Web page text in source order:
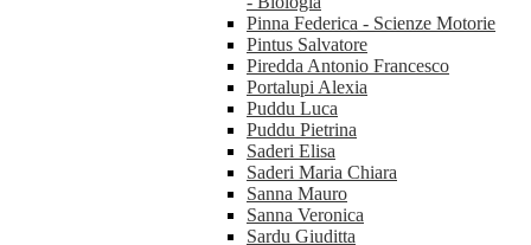
Pinna Federica - Scienze Motorie
Pintus Salvatore
Piredda Antonio Francesco
Portalupi Alexia
Puddu Luca
Puddu Pietrina
Saderi Elisa
Saderi Maria Chiara
Sanna Mauro
Sanna Veronica
Sardu Giuditta